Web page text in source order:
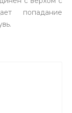
попадание